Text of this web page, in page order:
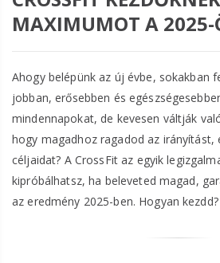
MAXIMUMOT A 2025-
Ahogy belépünk az új évbe, sokakban
jobban, erősebben és
mindennapokat, de kevesen váltják
hogy magadhoz ragadod az irányítást,
céljaidat? A CrossFit az egyik
kipróbálhatsz, ha beleveted magad,
az eredmény 2025-ben. Hogyan kezdd?